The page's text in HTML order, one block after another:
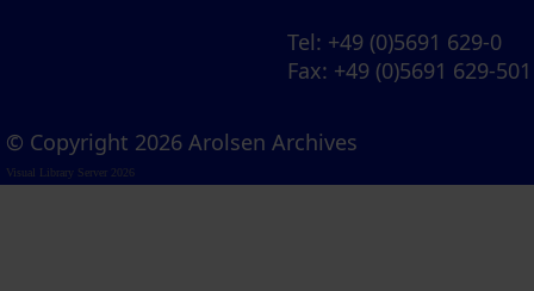
Tel: +49 (0)5691 629-0
Fax: +49 (0)5691 629-501
© Copyright 2026 Arolsen Archives
Visual Library Server 2026